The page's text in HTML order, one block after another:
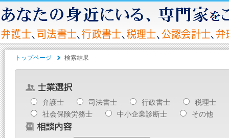
トップページ 検索結果
弁護士 司法書士 行政書士
税理士
社会保険労務士
中小企業診断士 その他